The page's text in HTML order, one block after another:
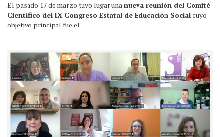
El pasado 17 de marzo tuvo lugar unanueva reunión del Comité
Científico del IX Congreso Estatal de Educación Social cuyo
objetivo principal fue el...